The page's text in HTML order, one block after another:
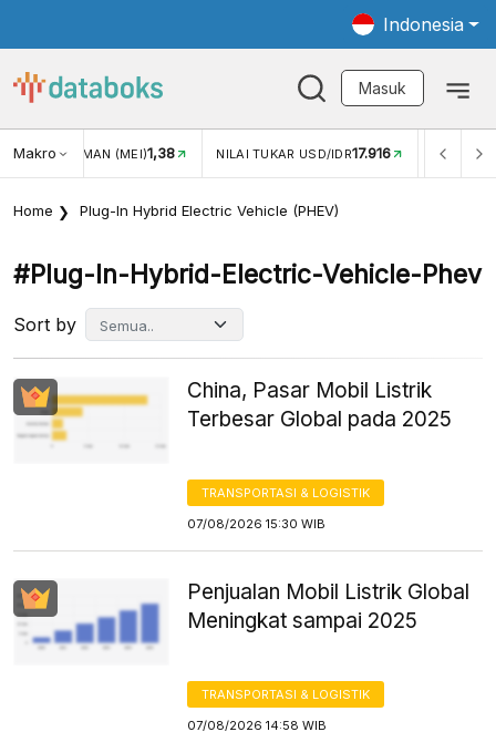
Indonesia
Masuk
Makro
USD/IDR 17.916 INFLASI YOY (JUL)2,88% INFLASI MOM (JUL)
Home Plug-In Hybrid Electric Vehicle (PHEV)
#plug-In-Hybrid-Electric-Vehicle-Phev
Sort by
China, Pasar Mobil Listrik
Terbesar Global pada 2025
TRANSPORTASI & LOGISTIK
07/08/2026 15:30 WIB
Penjualan Mobil Listrik Global
Meningkat sampai 2025
TRANSPORTASI & LOGISTIK
07/08/2026 14:58 WIB